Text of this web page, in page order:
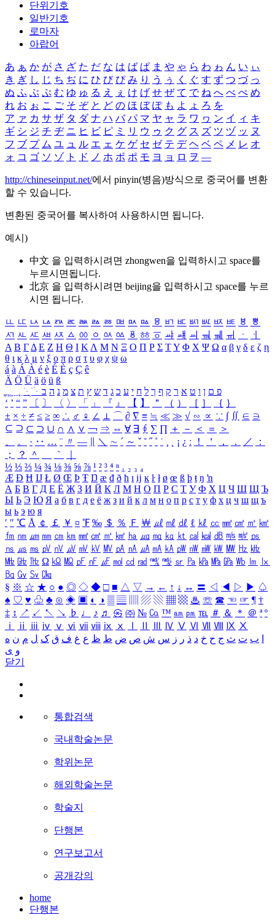
단위기호
일반기호
로마자
아랍어
あ ぁ か が さ ざ た だ な は ば ぱ ま や ゃ ら わ ゎ ん い ぃ
き ぎ し じ ち ぢ に ひ び ぴ み り う ぅ く ぐ す ず つ づ っ
ぬ ふ ぶ ぷ む ゆ ゅ る え ぇ け げ せ ぜ て で ね へ べ ぺ め
れ お ぉ こ ご そ ぞ と ど の ほ ぼ ぽ も よ ょ ろ を
ア ァ カ サ ザ タ ダ ナ ハ バ パ マ ヤ ャ ラ ワ ヮ ン イ ィ キ
ギ シ ジ チ ヂ ニ ヒ ビ ピ ミ リ ウ ゥ ク グ ス ズ ツ ヅ ッ ヌ
フ ブ プ ム ユ ュ ル エ ェ ケ ゲ セ ゼ テ デ ヘ ベ ペ メ レ オ
ォ コ ゴ ソ ゾ ト ド ノ ホ ボ ポ モ ヨ ョ ロ ヲ ―
http://chineseinput.net/에서 pinyin(병음)방식으로 중국어를 변환
할 수 있습니다.
변환된 중국어를 복사하여 사용하시면 됩니다.
예시)
中文 을 입력하시려면 zhongwen을 입력하시고 space를
누르시면됩니다.
北京 을 입력하시려면 beijing을 입력하시고 space를 누르
시면 됩니다.
ㅥ ㅦ ㅧ ㅨ ㅩ ㅪ ㅫ ㅬ ㅭ ㅮ ㅯ ㅰ ㅱ ㅲ ㅳ ㅴ ㅵ ㅶ ㅷ ㅸ
ㅹ
ㅺ ㅻ ㅼ ㅽ ㅾ ㅿ ㆀ ㆁ ㆂ ㆃ ㆄ ㆅ ㆆ ㆇ ㆈ ㆉ ㆊ ㆋ ㆌ ㆍ
ㆎ
Α Β ΓΔ Ε Ζ Η Θ Ι ΚΛ Μ Ν Ξ Ο Π Ρ Σ ΤΥ Φ Χ Ψ Ω α β γ δ ε ζ η
θ ι κ λ μ ν ξ ο π ρ σ τ υ φ χ ψ ω
á à Á À é è É È ç Ç ê
Ä Ö Ü ä ö ü ß
ִֶֹ ֻּ ׁׂ פ ם ן ו ט א ר ק ף ך ל ח י ע כ ג ד ש ץ ת צ מ נ ה ב
‘ ’ “ ” 〔 〕 〈 〉 「 」 『 』 【 】 ＂ （ ） ［ ］ ｛ ｝
± × ÷ ≠ ≤ ≥ ∞ ∴ ♂ ♀ ∠ ⊥ ⌒ ∂ ∇ ≡ ≒ ≪ ≫ √ ∽ ∝ ∵ ∫ ∬ ∈ ∋
⊆ ⊇ ⊂ ⊃ ∪ ∩ ∧ ∨ ￢ ⇒ ⇔ ∀ ∃ ∮ ∑ ∏ ＋ － ＜ ＝
＞
、
。 · ‥ … ¨ 〃 ― ＼ ∼ ´ ～ ˇ ˘ ˝ ˚ ˙ ¸ ¡ ¿ ː ！ ＇ ， ． ／
：
；
？ ＾ ｀
½ ⅓ ⅔ ¼ ¾ ⅛ ⅜ ⅝ ⅞ ¹ ² ³ ⁴ ⁿ ₁ ₂ ₃ ₄
Æ Ð Ħ Ĳ Ł Ø Œ Þ Ŧ Ŋ æ đ ð ħ ı ĳ ĸ ŀ ł ø œ ß þ ŧ ŋ ŉ
А Б В Г Д Е Ё Ж З И Й К Л М Н О П Р С Т У Ф Х Ц Ч Ш Щ Ъ
Ы Ь Э Ю Я а б в г д е ё ж з и й к л м н о п р с т у ф х ц ч ш щ ъ
ы ь э ю я
′ ″ ℃ Å ￠ ￡ ￥ ¤ ℉ ‰ ＄ ％ Ｆ ￦ ㎕ ㎖ ㎗ ℓ ㎘ ㏄ ㎣ ㎤ ㎥ ㎦
㎙ ㎚ ㎛ ㎜ ㎝ ㎞ ㎟ ㎠ ㎡ ㎢ ㏊ ㎍ ㎎ ㎏ ㏏ ㎈ ㎉ ㏈ ㎧ ㎨ ㎰
㎱ ㎲ ㎳ ㎴ ㎵ ㎶ ㎷ ㎸ ㎹ ㎀ ㎁ ㎂ ㎃ ㎄ ㎺ ㎻ ㎽ ㎾ ㎿ ㎐ ㎑
㎒ ㎓ ㎔ Ω ㏀ ㏁ ㎊ ㎋ ㎌ ㏖ ㏅ ㎭ ㎮ ㎯ ㏛ ㎩ ㎪ ㎫ ㎬ ㏝ ㏐
㏓
㏃ ㏉ ㏜ ㏆
§ ※ ☆ ★ ○ ● ◎ ◇ ◆ □ ■ △ ▽ → ← ↑ ↓ ↔ 〓 ◁ ◀ ▷ ▶ ♤
♠ ♡ ♥ ♧ ♣ ⊙ ◈ ▣ ◐ ◑ ▒ ▤ ▨ ▧ ▦ ▩ ♨ ☏ ☎ ☜ ☞ ¶ †
‡ ↕ ↗ ↙ ↖ ↘ ♭ ♩ ♪ ♬ ㉿ ㈜ № ㏇ ™ ㏂ ㏘ ℡ ＃ ＆ ＊ ＠ ª º
ⅰ
ⅱ ⅲ ⅳ ⅴ ⅵ ⅶ ⅷ ⅸ ⅹ Ⅳ Ⅴ Ⅵ Ⅶ Ⅷ Ⅸ Ⅹ
ب ت ث ج ح خ د ذ ر ز س ش ص ض ط ظ ع غ ف ق ک ل م ن ه
و ی
닫기
통합검색
국내학술논문
학위논문
해외학술논문
학술지
단행본
연구보고서
공개강의
home
단행본